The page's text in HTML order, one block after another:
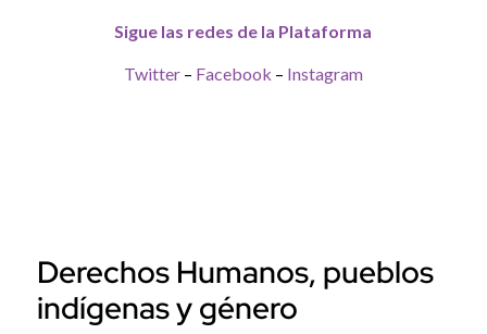
Sigue las redes de la Plataforma
Twitter– Facebook – Instagram
Derechos Humanos, pueblos
indígenas y género